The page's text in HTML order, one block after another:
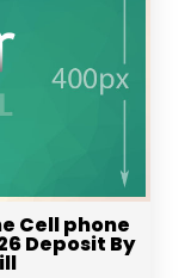
Cell phone
Deposit By